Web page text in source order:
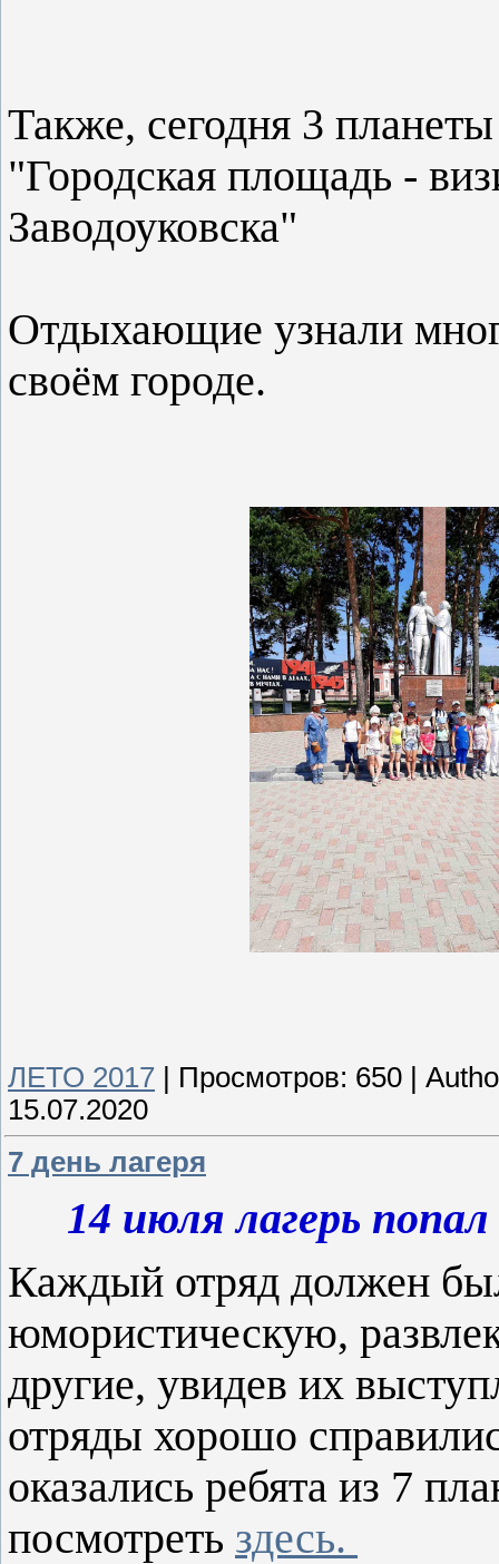
Также, сегодня 3
"Городская площадь -
Заводоуковска"
Отдыхающие узнали
своём городе.
ЛЕТО 2017 Просмотров: 650
15.07.2020
7 день лагеря
14 июля лагерь
Каждый отряд должен
юмористическую,
другие, увидев их
отряды хорошо
оказались ребята из 7
посмотреть здесь.